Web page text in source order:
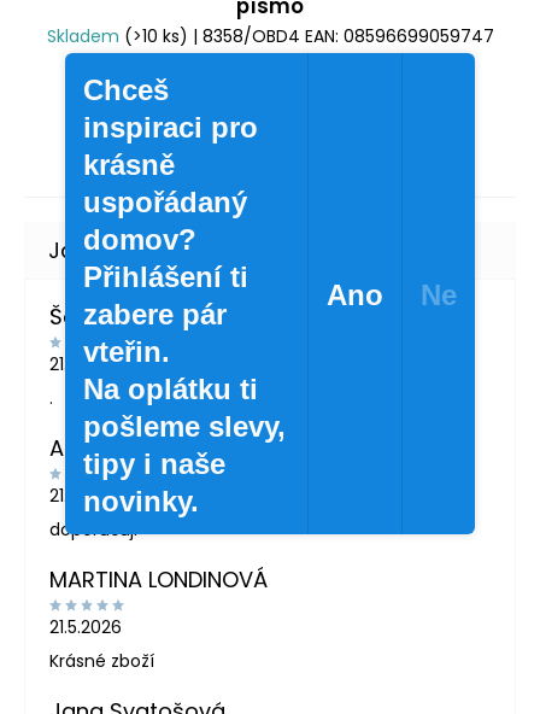
písmo
Skladem (>10 ks) | 8358/OBD4 EAN: 08596699059747
Šárka Švábová
21.7.2026
.
Andrea Žáčková
21.5.2026
doporučuji
MARTINA LONDINOVÁ
21.5.2026
Krásné zboží
Chceš
inspiraci pro
krásně
uspořádaný
domov?
Přihlášení ti
zabere pár
vteřin.
Na oplátku ti
pošleme slevy,
tipy i naše
novinky.
Ano Ne